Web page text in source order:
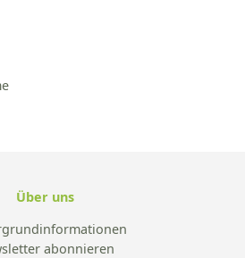
Über uns
abonnieren